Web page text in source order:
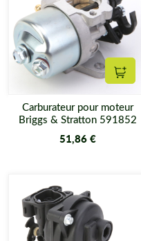
Carburateur pour moteur
Briggs & Stratton 591852
51,86 €